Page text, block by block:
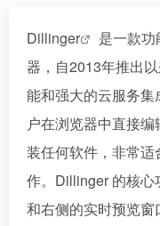
Dillinger 是一款
器，自2013年推出
能和强大的云服务
户在浏览器中直接
装任何软件，非常
作。Dillinger 的核心
和右侧的实时预览